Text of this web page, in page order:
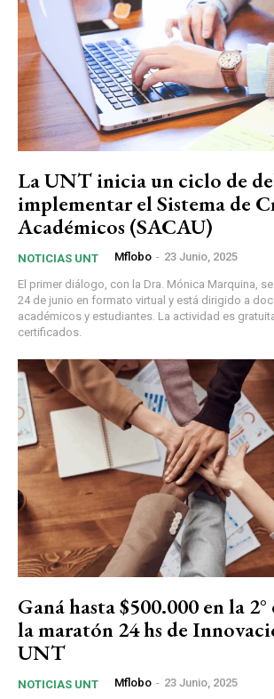
La UNT inicia un ciclo de
implementar el Sistema de
Académicos (SACAU)
NOTICIAS UNT Mflobo - 23 Junio, 2025
El primer diálogo, con la Dra. Mónica Marquina,
24 de junio en formato virtual y está dirigido a
académicos y estudiantes. La actividad es
certificados.
Ganá hasta $500.000 en la
la maratón 24 hs de
UNT
NOTICIAS UNT Mflobo - 23 Junio, 2025